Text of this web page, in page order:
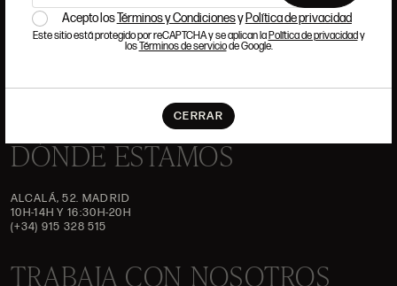
Acepto losTérminos y Condicionesy Política de privacidad
Este sitio está protegido por reCAPTCHA y se aplican laPolítica de privacidady
losTérminos de serviciode Google.
CERRAR
PREGUNTAS FRECUENTES
DÓNDE ESTAMOS
ALCALÁ, 52. MADRID
10H-14H Y 16:30H-20H
(+34) 915 328 515
TRABAJA CON NOSOTROS